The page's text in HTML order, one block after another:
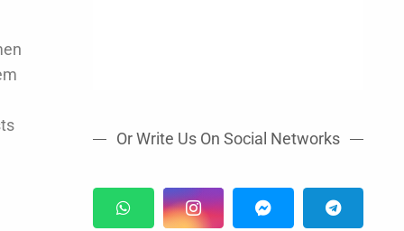
Or Write Us On Social Networks